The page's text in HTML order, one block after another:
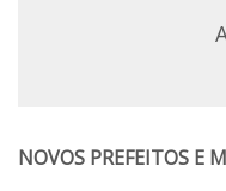
NOVOS PREFEITOS E